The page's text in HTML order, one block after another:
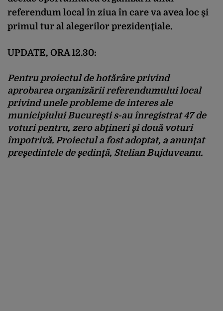
referendum local în ziua în care va avea loc şi
primul tur al alegerilor prezidenţiale.
UPDATE, ORA 12.30:
Pentru proiectul de hotărâre privind
aprobarea organizării referendumului local
privind unele probleme de interes ale
municipiului Bucureşti s-au înregistrat 47 de
voturi pentru, zero abţineri şi două voturi
împotrivă. Proiectul a fost adoptat, a anunţat
preşedintele de şedinţă, Stelian Bujduveanu.